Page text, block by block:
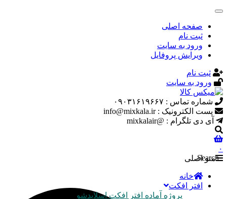
صفحه اصلی
ثبت نام
ورود به سایت
ویرایش پروفایل
ثبت نام
ورود به سایت
شماره تماس : ۰۹۰۳۱۶۱۹۶۶۷
پست الکترونیک : info@mixkala.ir
آی دی تلگرام : @mixkalair
۰
Search
منو اصلی
خانه
افتر افکت
پروژه آماده افتر افکت اسلایدشو